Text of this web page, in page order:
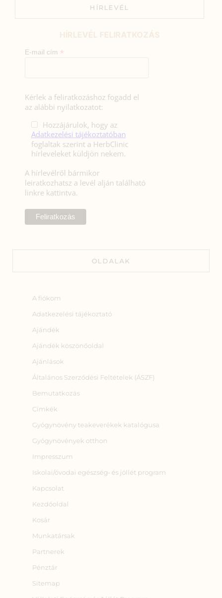
HÍRLEVÉL
E-mail cím *
Kérlek a feliratkozáshoz fogadd el
az alábbi nyilatkozatot:
Hozzájárulok, hogy az
Adatkezelési tájékoztatóban
foglaltak szerint a HerbClinic
hírleveleket küldjön nekem.
A hírlevélről bármikor
leiratkozhatsz a levél alján található
linkre kattintva.
OLDALAK
A fiókom
Adatkezelési tájékoztató
Ajándék
Ajándék köszönőoldal
Ajánlások
Általános Szerződési Feltételek (ÁSZF)
Bemutatkozás
Címkék
Gyógynövény teakeverékek katalógusa
Gyógynövények otthon
Impresszum
Iskolai/óvodai egészség‑ és jóllét program
Kapcsolat
Kezdőoldal
Kosár
Munkatársak
Partnerek
Pénztár
Sitemap